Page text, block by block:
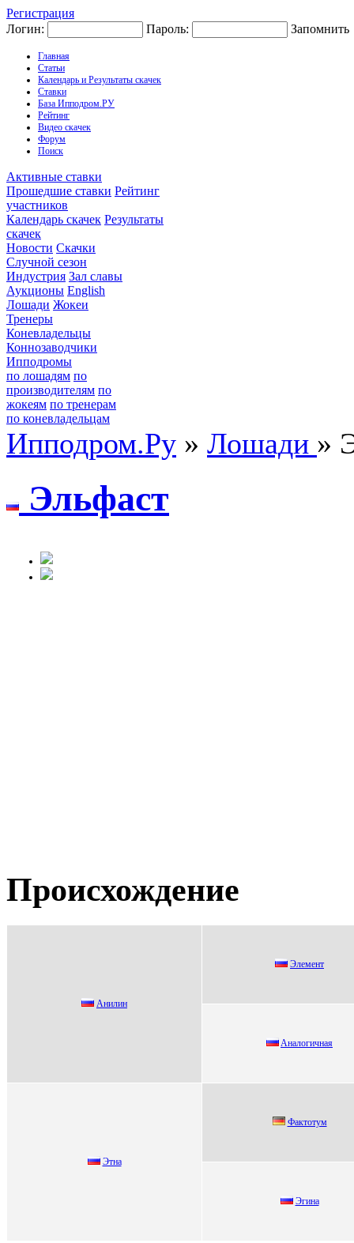
Регистрация
Логин:
Пароль: Запомнить
Главная
Статьи
Календарь и Результаты скачек
Ставки
База Ипподром.РУ
Рейтинг
Видео скачек
Форум
Поиск
Активные ставки
Прошедшие ставки Рейтинг
участников
Календарь скачек Результаты
скачек
Новости Скачки
Случной сезон
Индустрия Зал славы
Аукционы English
Лошади Жокеи
Тренеры
Коневладельцы
Коннозаводчики
Ипподромы
по лошадям по
производителям по
жокеям по тренерам
по коневладельцам
Ипподром.Ру » Лошади »
Эльфаст
Происхождение
Анилин
Элeмeнт
Aнaлoгичнaя
Этна
Фaктотум
Эгинa